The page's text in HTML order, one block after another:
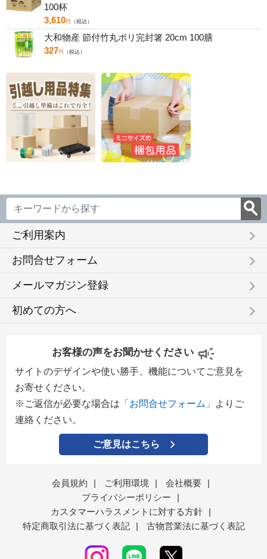
100杯
3,610円 （税込）
大和物産 節付竹丸ポリ完封箸 20cm 100膳
327円 （税込）
ご利用案内 keyboard_arrow_right
お問合せフォーム keyboard_arrow_right
メールマガジン登録 keyboard_arrow_right
初めての方へ keyboard_arrow_right
お客様の声をお聞かせください
サイトのデザインや使い勝手、機能についてご意見を
お寄せください。
※ご返信が必要な場合は 「お問合せフォーム」
よりご
連絡ください。
ご意見はこちら
会員規約 | ご利用環境 | 会社概要
|
プライバシーポリシー
|
カスタマーハラスメントに対する方針
|
特定商取引法に基づく表記
| 古物営業法に基づく表記